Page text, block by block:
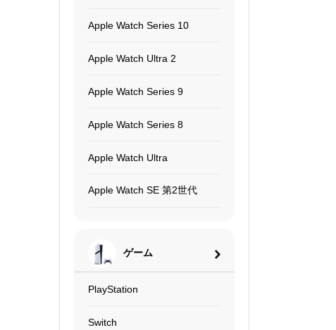
Apple Watch Series 10
Apple Watch Ultra 2
Apple Watch Series 9
Apple Watch Series 8
Apple Watch Ultra
Apple Watch SE 第2世代
ゲーム
PlayStation
Switch